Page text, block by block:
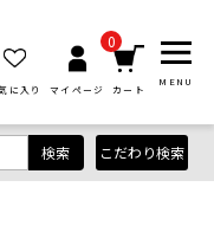
に入り マイページ
0
カート
MENU
検索 こだわり検索